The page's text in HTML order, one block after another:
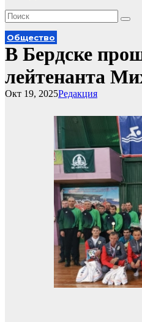
Общество
В Бердске
лейтенанта
Редакция
Окт 19, 2025